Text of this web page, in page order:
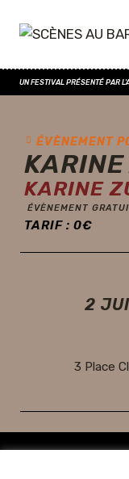
UN FESTIVAL PRÉSENTÉ PAR
ÉVÈNEMENT
KARINE
ÉVÈNEMENT
TARIF : 0€
2
3 Place